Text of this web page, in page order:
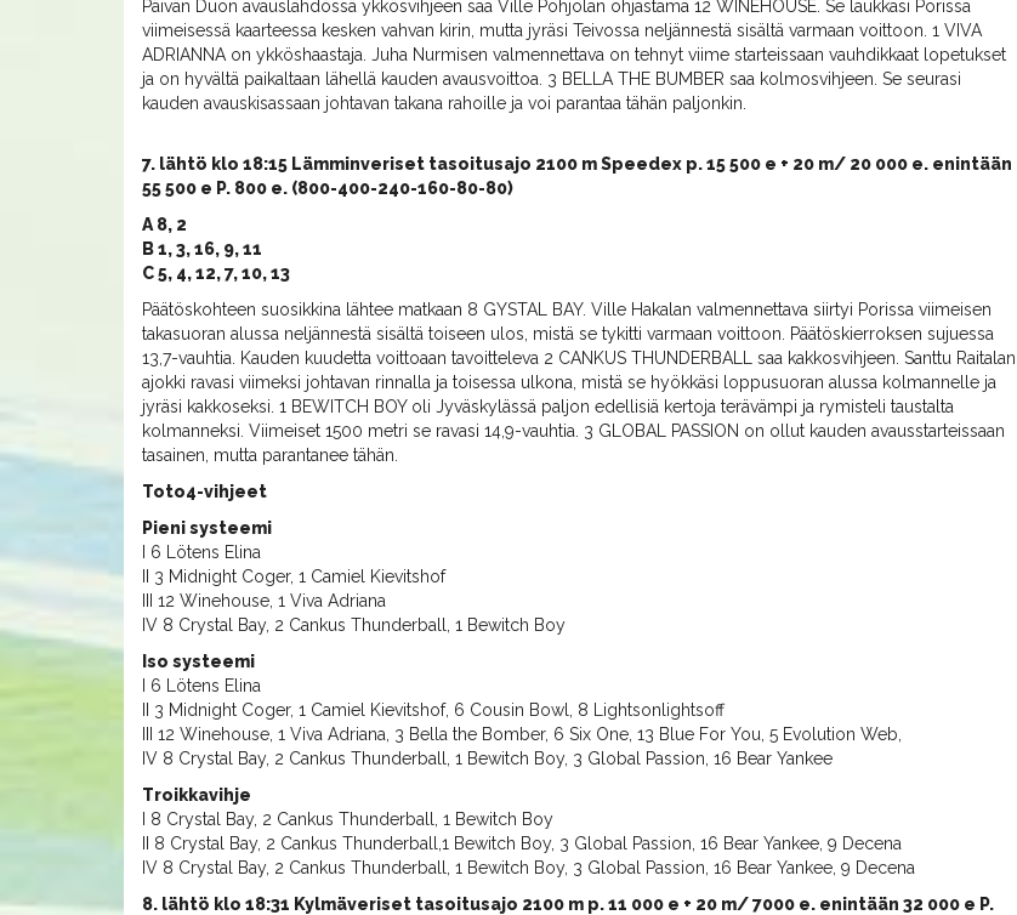
Päivän Duon avauslähdössä ykkösvihjeen saa Ville Pohjolan ohjastama 12 WINEHOUSE. Se laukkasi Porissa
viimeisessä kaarteessa kesken vahvan kirin, mutta jyräsi Teivossa neljännestä sisältä varmaan voittoon. 1 VIVA
ADRIANNA on ykköshaastaja. Juha Nurmisen valmennettava on tehnyt viime starteissaan vauhdikkaat lopetukset
ja on hyvältä paikaltaan lähellä kauden avausvoittoa. 3 BELLA THE BUMBER saa kolmosvihjeen. Se seurasi
kauden avauskisassaan johtavan takana rahoille ja voi parantaa tähän paljonkin.
7. lähtö klo 18:15 Lämminveriset tasoitusajo 2100 m Speedex p. 15 500 e + 20 m/ 20 000 e. enintään
55 500 e P. 800 e. (800-400-240-160-80-80)
A 8, 2
B 1, 3, 16, 9, 11
C 5, 4, 12, 7, 10, 13
Päätöskohteen suosikkina lähtee matkaan 8 GYSTAL BAY. Ville Hakalan valmennettava siirtyi Porissa viimeisen
takasuoran alussa neljännestä sisältä toiseen ulos, mistä se tykitti varmaan voittoon. Päätöskierroksen sujuessa
13,7-vauhtia. Kauden kuudetta voittoaan tavoitteleva 2 CANKUS THUNDERBALL saa kakkosvihjeen. Santtu Raitalan
ajokki ravasi viimeksi johtavan rinnalla ja toisessa ulkona, mistä se hyökkäsi loppusuoran alussa kolmannelle ja
jyräsi kakkoseksi. 1 BEWITCH BOY oli Jyväskylässä paljon edellisiä kertoja terävämpi ja rymisteli taustalta
kolmanneksi. Viimeiset 1500 metri se ravasi 14,9-vauhtia. 3 GLOBAL PASSION on ollut kauden avausstarteissaan
tasainen, mutta parantanee tähän.
Toto4-vihjeet
Pieni systeemi
I 6 Lötens Elina
II 3 Midnight Coger, 1 Camiel Kievitshof
III 12 Winehouse, 1 Viva Adriana
IV 8 Crystal Bay, 2 Cankus Thunderball, 1 Bewitch Boy
Iso systeemi
I 6 Lötens Elina
II 3 Midnight Coger, 1 Camiel Kievitshof, 6 Cousin Bowl, 8 Lightsonlightsoff
III 12 Winehouse, 1 Viva Adriana, 3 Bella the Bomber, 6 Six One, 13 Blue For You, 5 Evolution Web,
IV 8 Crystal Bay, 2 Cankus Thunderball, 1 Bewitch Boy, 3 Global Passion, 16 Bear Yankee
Troikkavihje
I 8 Crystal Bay, 2 Cankus Thunderball, 1 Bewitch Boy
II 8 Crystal Bay, 2 Cankus Thunderball,1 Bewitch Boy, 3 Global Passion, 16 Bear Yankee, 9 Decena
IV 8 Crystal Bay, 2 Cankus Thunderball, 1 Bewitch Boy, 3 Global Passion, 16 Bear Yankee, 9 Decena
8. lähtö klo 18:31 Kylmäveriset tasoitusajo 2100 m p. 11 000 e + 20 m/ 7000 e. enintään 32 000 e P.